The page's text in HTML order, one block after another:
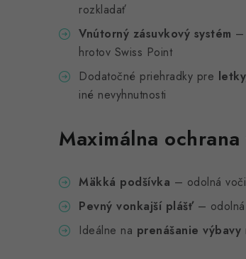
rozkladať
Vnútorný zásuvkový systém –
hrotov Swiss Point
Dodatočné priehradky pre
iné nevyhnutnosti
Maximálna
Mäkká podšívka – odolná
Pevný vonkajší plášť– odolná
Ideálne na prenášanie výbavy